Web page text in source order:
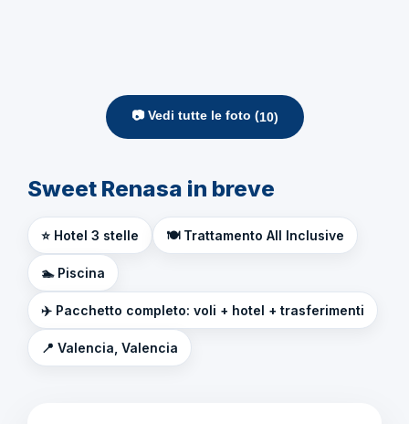
📷 Vedi tutte le foto (10)
Sweet Renasa in breve
⭐ Hotel 3 stelle 🍽️ Trattamento All Inclusive
🏊 Piscina
✈️ Pacchetto completo: voli + hotel + trasferimenti
📍 Valencia, Valencia